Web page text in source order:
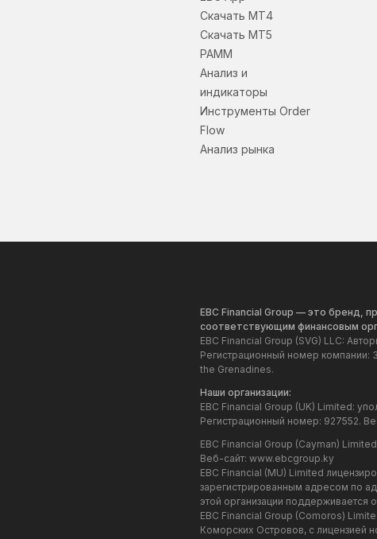
Скачать МТ4
Скачать МТ5
PAMM
Анализ и
индикаторы
Инструменты Order
Flow
Анализ рынка
EBC Financial Group — это бренд,
соответствующим финансовым
EBC Financial Group (SVG) LLC:
Регистрационный номер компании:
the Grenadines.
Наши организации:
EBC Financial Group (UK) Limited:
Регистрационный номер: 927552.
EBC Financial Group (Cayman)
Веб-сайт: www.ebcgroup.ky
EBC Financial (MU) Limited
зарегистрированным адресом по
этой организации поддерживается
EBC Financial Group (Comoros)
Коморских Островов, с лицензией